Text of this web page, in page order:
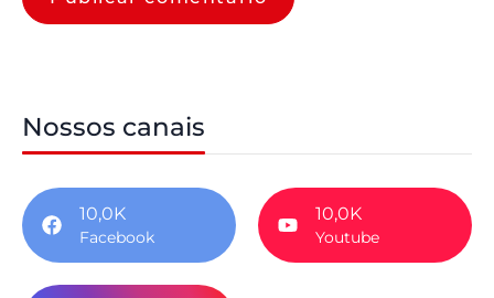
Nossos canais
10,0K
Facebook
10,0K
Youtube